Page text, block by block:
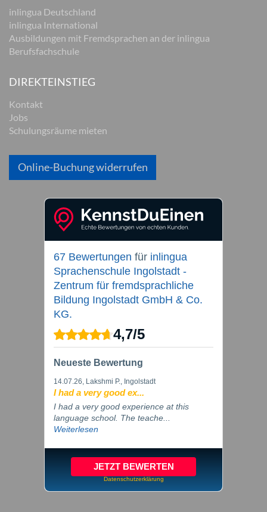
inlingua Deutschland
inlingua International
Ausbildungen mit Fremdsprachen an der inlingua
Berufsfachschule
DIREKTEINSTIEG
Kontakt
Jobs
Schulungsräume mieten
Online-Buchung widerrufen
67 Bewertungen für inlingua
Sprachenschule Ingolstadt -
Zentrum für fremdsprachliche
Bildung Ingolstadt GmbH & Co.
KG.
4,7/5
Neueste Bewertung
14.07.26, Lakshmi P., Ingolstadt
I had a very good ex...
I had a very good experience at this
language school. The teache...
Weiterlesen
JETZT BEWERTEN
Datenschutzerklärung